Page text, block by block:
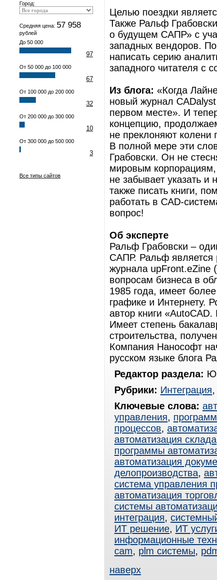
Город:
Средняя цена: 57 958
рублей
До 50 000
97
От 50 000 до 100 000
67
От 100 000 до 200 000
32
От 200 000 до 300 000
10
От 300 000 до 500 000
3
Все типы сайтов
Целью поездки
Также Ральф
о будущем САПР» с
западных вендоров.
написать серию
западного читателя с
Из блога: «Когда
новый журнал
первом месте». И
концепцию,
не преклоняют
В полной мере эти
Грабовски. Он не
мировым корпорациям,
не забывает указать и
также писать книги,
работать в CAD-
вопрос!
Об эксперте
Ральф Грабовски –
САПР. Ральф является
журнала upFront.eZine
вопросам бизнеса в
1985 года, имеет
графике и Интернету.
автор книги
Имеет степень
строительства,
Компания Нанософт
русском языке блога
Редактор раздела:
Рубрики: Интеграция
Ключевые слова:
управления,
процессов,
автоматизация склада
программы
автоматизация
делопроизводства,
система управления
автоматизация
системы
интеграция,
ИТ решение, ИТ
информационные
cam, plm системы,
наверх